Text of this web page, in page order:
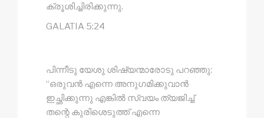
ക്രൂശിച്ചിരിക്കുന്നു.
GALATIA 5:24
പിന്നീടു യേശു ശിഷ്യന്മാരോടു പറഞ്ഞു:
“ഒരുവൻ എന്നെ അനുഗമിക്കുവാൻ
ഇച്ഛിക്കുന്നു എങ്കിൽ സ്വയം ത്യജിച്ച്
തന്റെ കുരിശെടുത്ത് എന്നെ